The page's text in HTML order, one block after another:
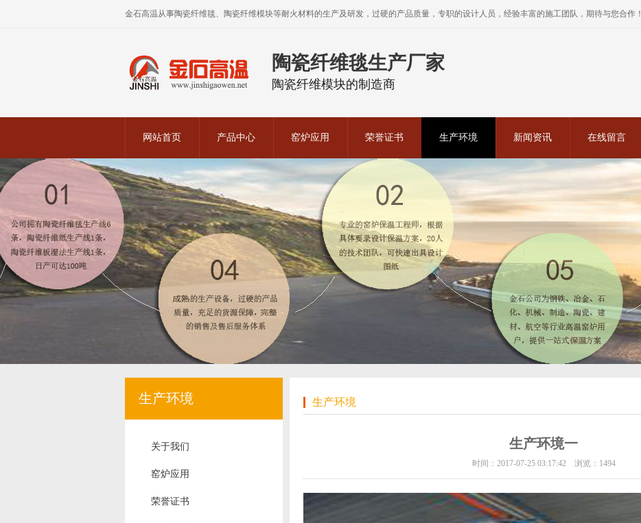
金石高温从事陶瓷纤维毯、陶瓷纤维模块等耐火材料的生产及研发，过硬的产品质量，专职的设计人员，经验丰富的施工团队，期待与您合作！
陶瓷纤维毯生产厂家
陶瓷纤维模块的制造商
网站首页 产品中心 窑炉应用 荣誉证书 生产环境 新闻资讯 在线留言
生产环境
关于我们
窑炉应用
荣誉证书
生产环境
生产环境一
时间：2017-07-25 03:17:42 浏览：1494